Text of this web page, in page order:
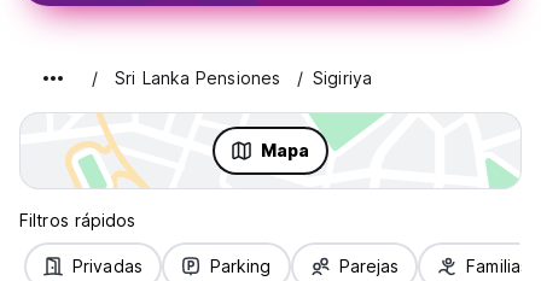
Sri Lanka Pensiones Sigiriya
Mapa
Filtros rápidos
Privadas Parking Parejas Familias